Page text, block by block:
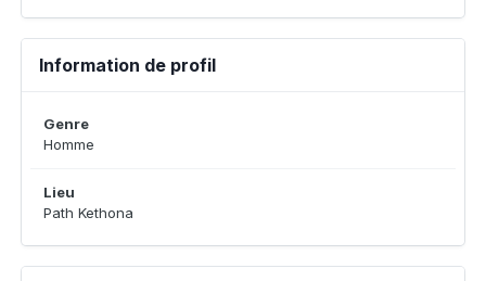
Information de profil
Genre
Homme
Lieu
Path Kethona